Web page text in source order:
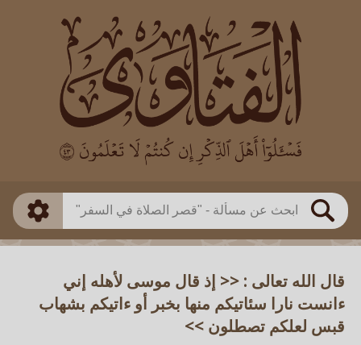
بحث
العالم
بن باز
بن العثيمين
اللجنة الدائمة
طريقة البحث
ذكي
قال الله تعالى : << إذ قال موسى لأهله إني
ءانست نارا سئاتيكم منها بخبر أو ءاتيكم بشهاب
قبس لعلكم تصطلون >>